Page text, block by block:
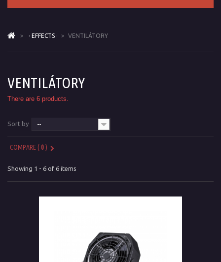
> · EFFECTS · > VENTILÁTORY
VENTILÁTORY
There are 6 products.
Sort by --
COMPARE (0)
Showing 1 - 6 of 6 items